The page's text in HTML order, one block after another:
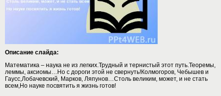
Описание слайда:
Математика – наука не из легких.Трудный и тернистый этот путь.Теоремы,
леммы, аксиомы…Но с дороги этой не свернуть!Колмогоров, Чебышев и
Гаусс,Лобачевский, Марков, Ляпунов…Столь великим, может, и не стать
всем,Но науке посвятить я жизнь готов!